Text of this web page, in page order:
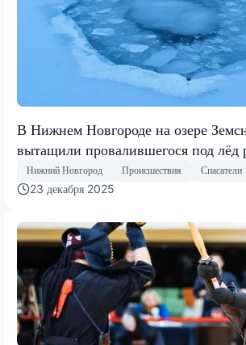
В Нижнем Новгороде на озере
вытащили провалившегося под лёд
Нижний Новгород Происшествия Спасатели
23 декабря 2025